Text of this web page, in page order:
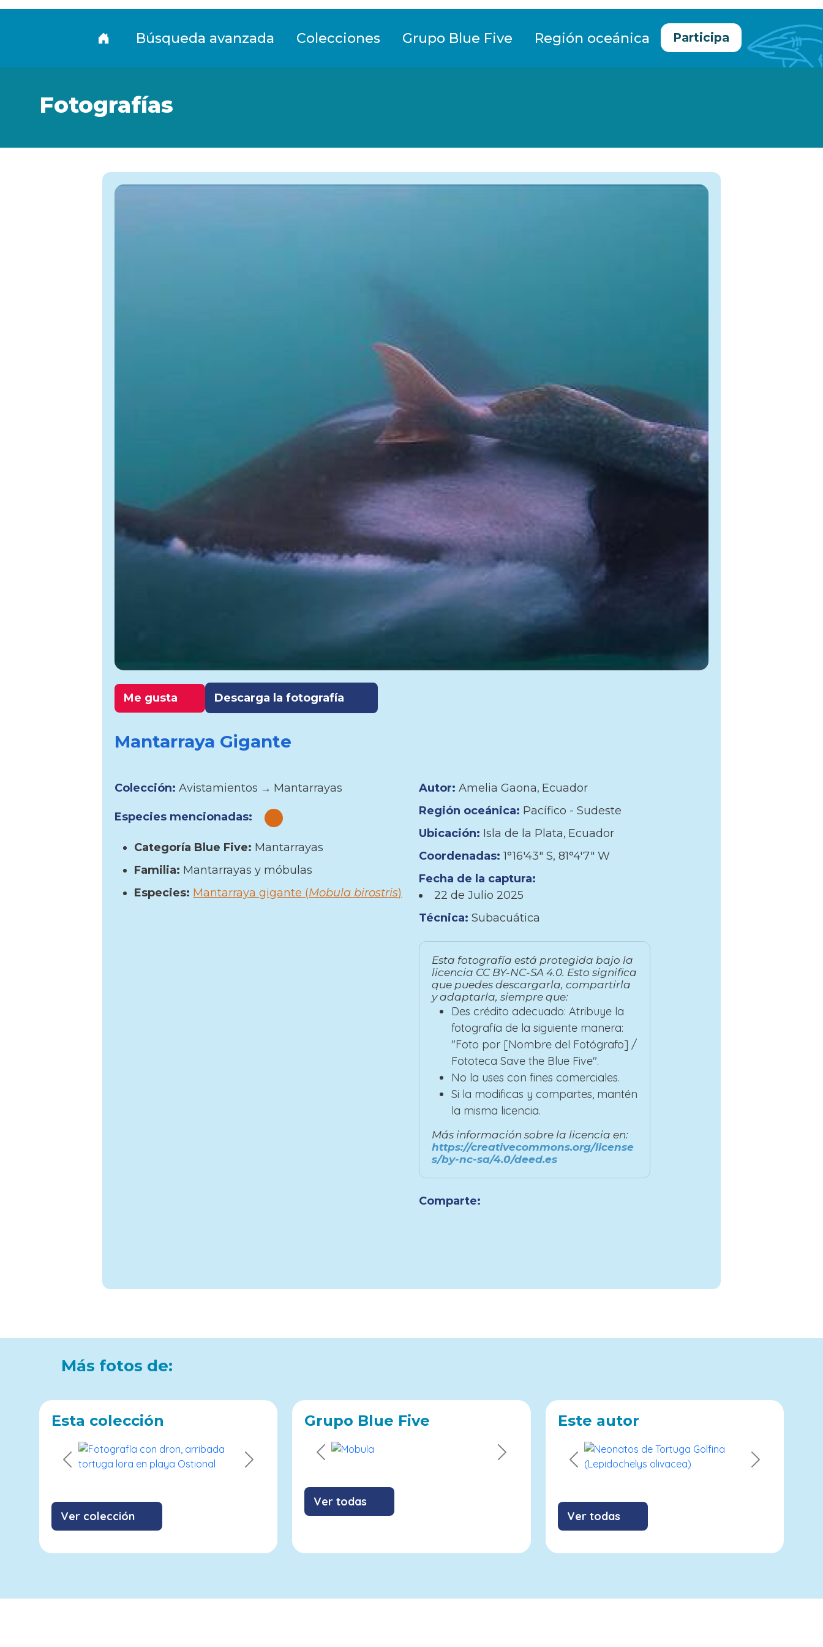
Fototeca
Búsqueda avanzada Colecciones Grupo Blue Five Región oceánica Participa
Fotografías
Me gusta Descarga la fotografía
Mantarraya Gigante
Colección:Avistamientos → Mantarrayas
Especies mencionadas:
Categoría Blue Five: Mantarrayas
Familia: Mantarrayas y móbulas
Especies: Mantarraya gigante (Mobula birostris)
Autor: Amelia Gaona Ecuador
Región oceánica: Pacífico - Sudeste
Ubicación: Isla de la Plata Ecuador
Coordenadas:1°16′43″ S, 81°4′7″ W
Fecha de la captura:
22 de Julio 2025
Técnica: Subacuática
Esta fotografía está protegida bajo la
licencia CC BY-NC-SA 4.0. Esto significa
que puedes descargarla, compartirla
y adaptarla, siempre que:
Des crédito adecuado: Atribuye la
fotografía de la siguiente manera:
"Foto por [Nombre del Fotógrafo] /
Fototeca Save the Blue Five".
No la uses con fines comerciales.
Si la modificas y compartes, mantén
la misma licencia.
Más información sobre la licencia en:
https://creativecommons.org/license
s/by-nc-sa/4.0/deed.es
Comparte:
Más fotos de:
Esta colección
Previous Next
Ver colección
Grupo Blue Five
Previous Next
Ver todas
Este autor
Previous Next
Ver todas